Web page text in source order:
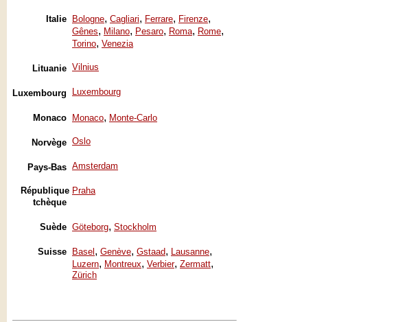
Italie Bologne, Cagliari, Ferrare, Firenze,
Gênes, Milano, Pesaro, Roma, Rome,
Torino, Venezia
Lituanie Vilnius
Luxembourg Luxembourg
Monaco Monaco, Monte-Carlo
Norvège Oslo
Pays-Bas Amsterdam
République
tchèque
Praha
Suède Göteborg, Stockholm
Suisse Basel , Genève, Gstaad, Lausanne,
Luzern, Montreux, Verbier, Zermatt,
Zürich